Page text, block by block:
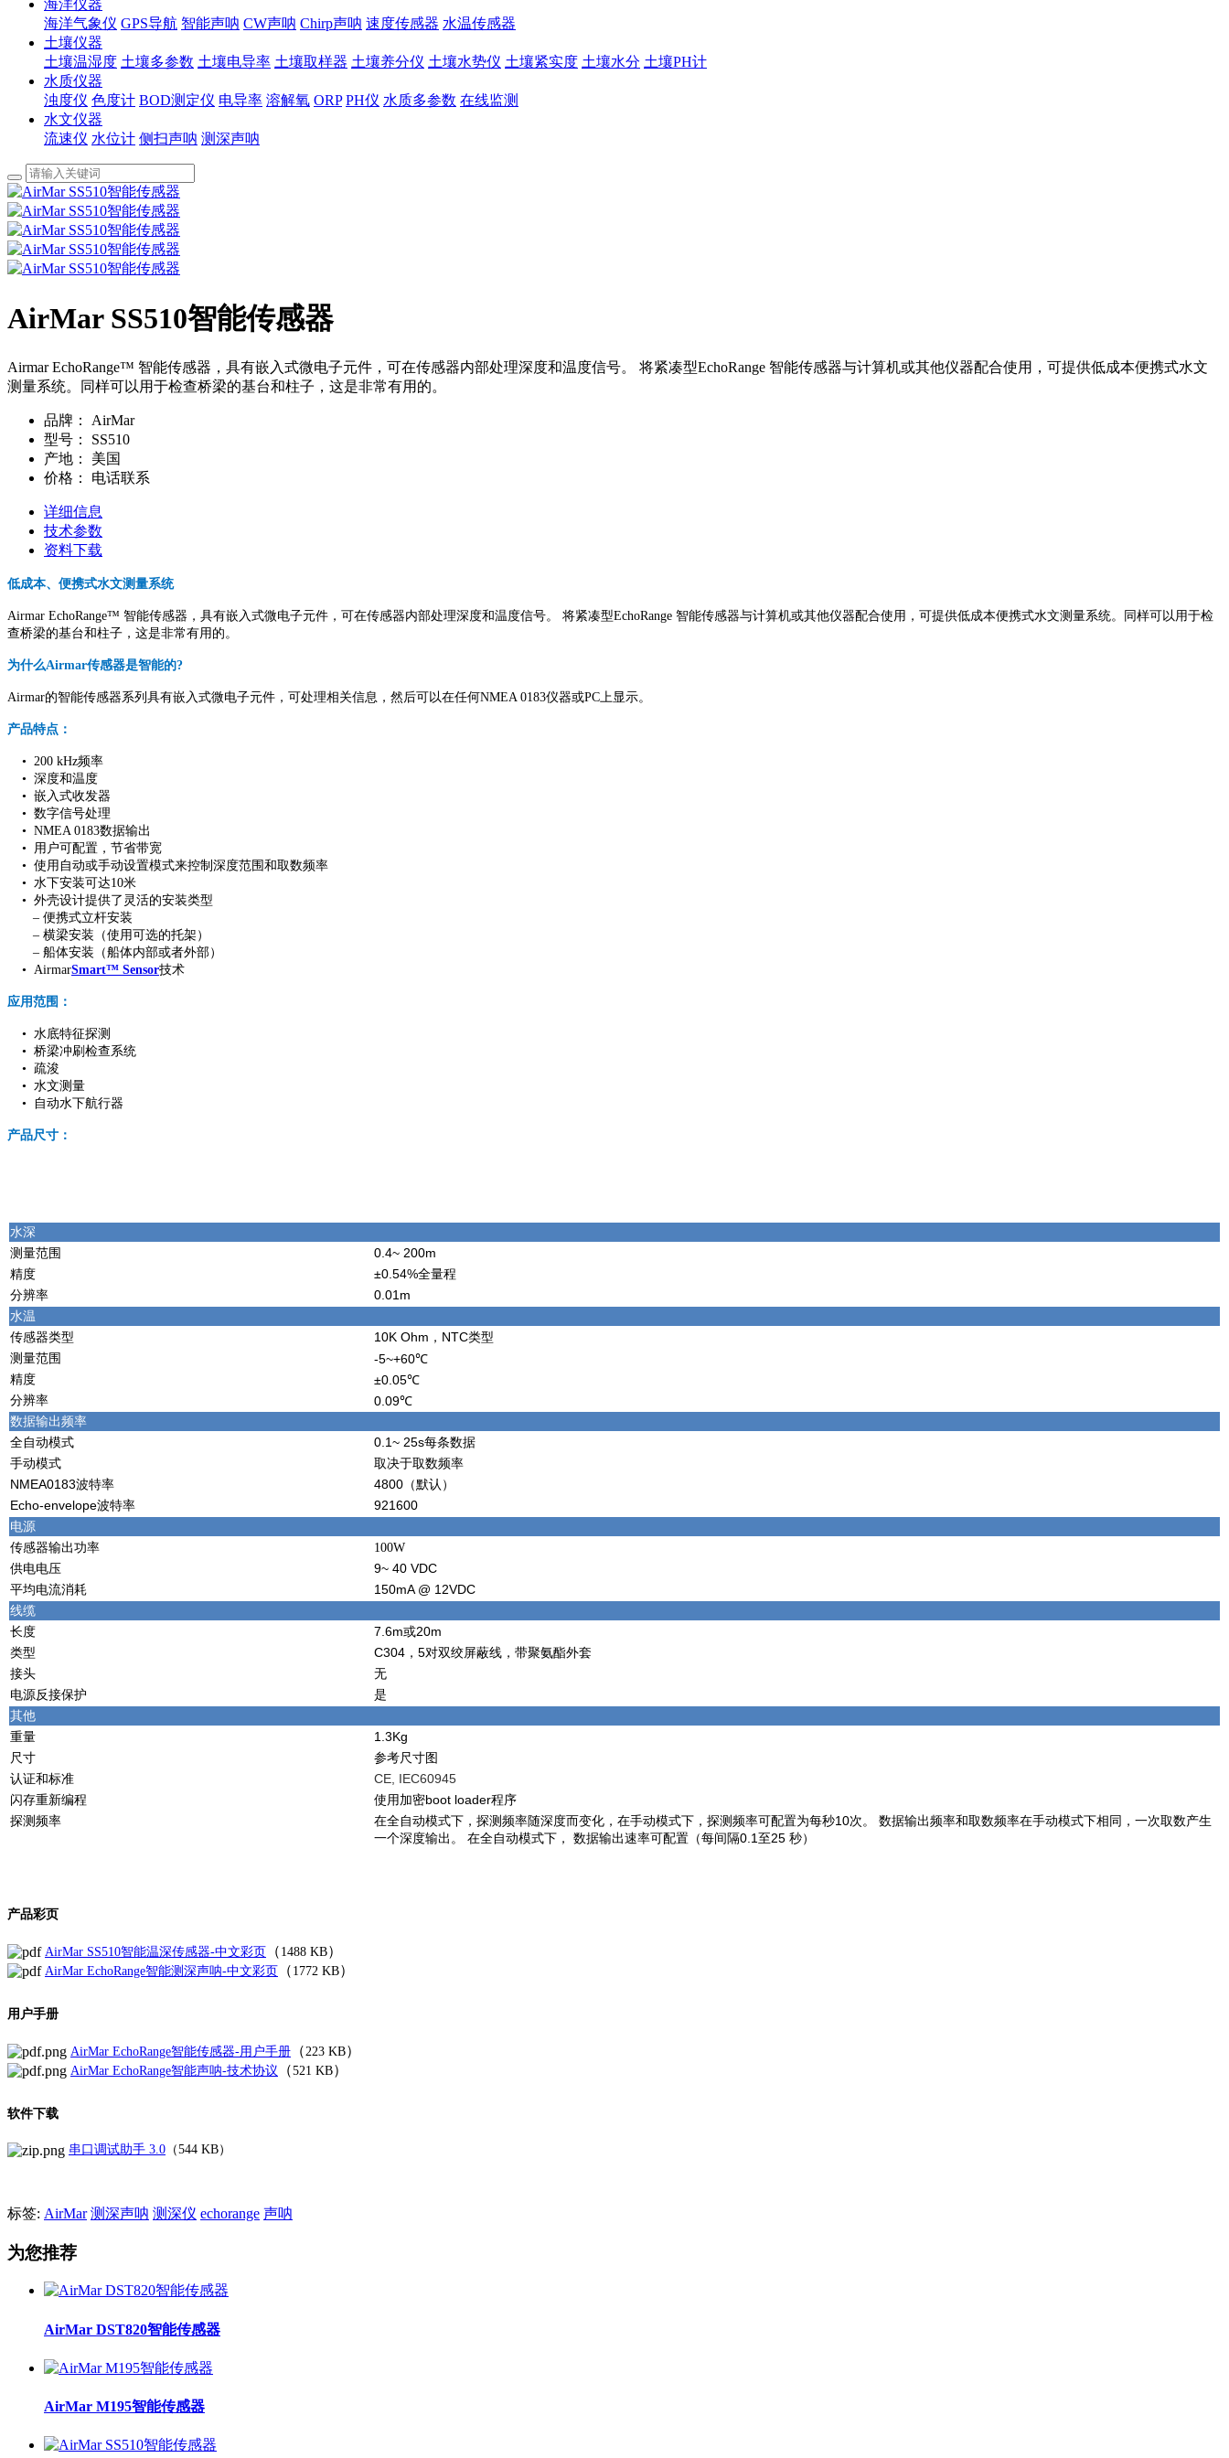
海洋仪器
海洋气象仪 GPS导航 智能声呐 CW声呐 Chirp声呐 速度传感器 水温传感器
土壤仪器
土壤温湿度 土壤多参数 土壤电导率 土壤取样器 土壤养分仪 土壤水势仪 土壤紧实度 土壤水分 土壤PH计
水质仪器
浊度仪 色度计 BOD测定仪 电导率 溶解氧 ORP PH仪 水质多参数 在线监测
水文仪器
流速仪 水位计 侧扫声呐 测深声呐
AirMar SS510智能传感器
Airmar EchoRange™ 智能传感器，具有嵌入式微电子元件，可在传感器内部处理深度和温度信号。 将紧凑型EchoRange 智能传感器与计算机或其他仪器配合使用，可提供低成本便携式水文
测量系统。同样可以用于检查桥梁的基台和柱子，这是非常有用的。
品牌：
AirMar
型号：
SS510
产地：
美国
价格：
电话联系
详细信息
技术参数
资料下载
低成本、便携式水文测量系统
Airmar EchoRange™ 智能传感器，具有嵌入式微电子元件，可在传感器内部处理深度和温度信号。 将紧凑型EchoRange 智能传感器与计算机或其他仪器配合使用，可提供低成本便携式水文测量系统。同样可以用于检
查桥梁的基台和柱子，这是非常有用的。
为什么Airmar传感器是智能的?
Airmar的智能传感器系列具有嵌入式微电子元件，可处理相关信息，然后可以在任何NMEA 0183仪器或PC上显示。
产品特点：
• 200 kHz频率
• 深度和温度
• 嵌入式收发器
• 数字信号处理
• NMEA 0183数据输出
• 用户可配置，节省带宽
• 使用自动或手动设置模式来控制深度范围和取数频率
• 水下安装可达10米
• 外壳设计提供了灵活的安装类型
– 便携式立杆安装
– 横梁安装（使用可选的托架）
– 船体安装（船体内部或者外部）
• AirmarSmart™ Sensor技术
应用范围：
• 水底特征探测
• 桥梁冲刷检查系统
• 疏浚
• 水文测量
• 自动水下航行器
产品尺寸：
水深
测量范围
0.4~ 200m
精度
±0.54%全量程
分辨率
0.01m
水温
传感器类型
10K Ohm，NTC类型
测量范围
-5~+60℃
精度
±0.05℃
分辨率
0.09℃
数据输出频率
全自动模式
0.1~ 25s每条数据
手动模式
取决于取数频率
NMEA0183波特率
4800（默认）
Echo-envelope波特率
921600
电源
传感器输出功率
100W
供电电压
9~ 40 VDC
平均电流消耗
150mA @ 12VDC
线缆
长度
7.6m或20m
类型
C304，5对双绞屏蔽线，带聚氨酯外套
接头
无
电源反接保护
是
其他
重量
1.3Kg
尺寸
参考尺寸图
认证和标准
CE, IEC60945
闪存重新编程
使用加密boot loader程序
探测频率
在全自动模式下，探测频率随深度而变化，在手动模式下，探测频率可配置为每秒10次。 数据输出频率和取数频率在手动模式下相同，一次取数产生
一个深度输出。 在全自动模式下， 数据输出速率可配置（每间隔0.1至25 秒）
产品彩页
AirMar SS510智能温深传感器-中文彩页 （ 1488 KB）
AirMar EchoRange智能测深声呐-中文彩页 （ 1772 KB）
用户手册
AirMar EchoRange智能传感器-用户手册 （ 223 KB）
AirMar EchoRange智能声呐-技术协议 （521 KB）
软件下载
串口调试助手 3.0 （544 KB）
标签: AirMar 测深声呐 测深仪 echorange 声呐
为您推荐
AirMar DST820智能传感器
AirMar M195智能传感器